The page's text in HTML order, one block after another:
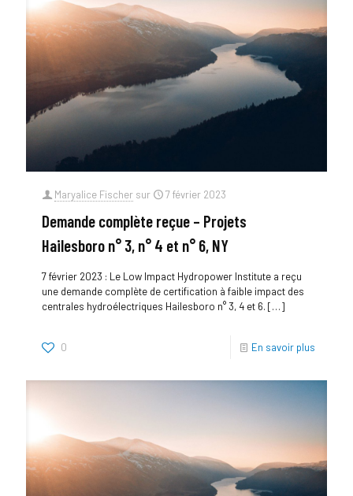
Maryalice Fischer sur 7 février 2023
Demande complète reçue – Projets
Hailesboro n° 3, n° 4 et n° 6, NY
7 février 2023 : Le Low Impact Hydropower Institute a reçu
une demande complète de certification à faible impact des
centrales hydroélectriques Hailesboro n° 3, 4 et 6. […]
0 En savoir plus